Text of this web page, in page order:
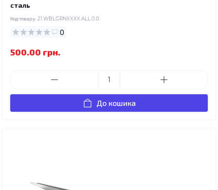
сталь
Код товару: 21.WBLGRNXXXX.ALL.0.0
0
500.00 грн.
До кошика